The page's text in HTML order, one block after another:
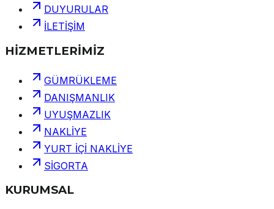
DUYURULAR
İLETİŞİM
HİZMETLERİMİZ
GÜMRÜKLEME
DANIŞMANLIK
UYUŞMAZLIK
NAKLİYE
YURT İÇİ NAKLİYE
SİGORTA
KURUMSAL